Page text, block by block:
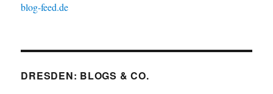
blog-feed.de
DRESDEN: BLOGS & CO.